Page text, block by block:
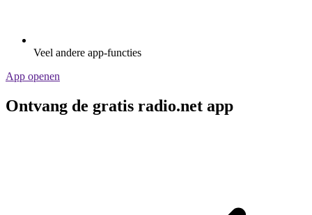
Veel andere app-functies
App openen
Ontvang de gratis radio.net app